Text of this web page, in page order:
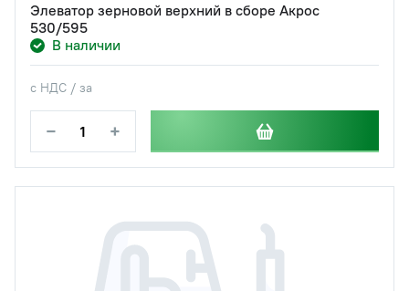
Элеватор зерновой верхний в сборе Акрос
530/595
В наличии
с НДС / за
− +